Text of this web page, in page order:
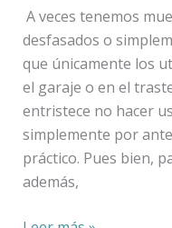
A veces tenemos
desfasados o
que únicamente los
el garaje o en el
entristece no hacer
simplemente por
práctico. Pues bien,
además,